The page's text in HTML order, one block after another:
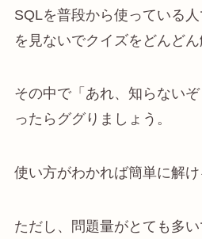
SQLを普段から使っている
を見ないでクイズをどんどん
その中で「あれ、知らない
ったらググりましょう。
使い方がわかれば簡単に解け
ただし、問題量がとても多い